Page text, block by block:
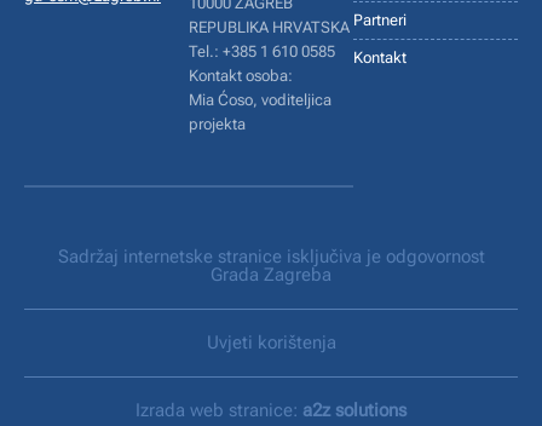
REPUBLIKA HRVATSKA
Tel.: +385 1 610 0585
Kontakt osoba:
Mia Ćoso, voditeljica
projekta
Partneri
Kontakt
Sadržaj internetske stranice isključiva je odgovornost
Grada Zagreba
Uvjeti korištenja
Izrada web stranice: a2z solutions